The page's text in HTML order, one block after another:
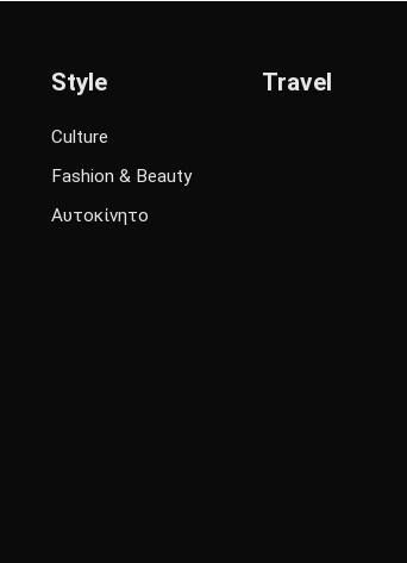
Style
Culture
Fashion & Beauty
Αυτοκίνητο
Travel